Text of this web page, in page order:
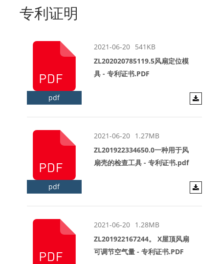
专利证明
pdf
2021-06-20 541KB
ZL202020785119.5风扇定位模
具 - 专利证书.PDF
pdf
2021-06-20 1.27MB
ZL201922334650.0一种用于风
扇壳的检查工具 - 专利证书.pdf
2021-06-20 1.28MB
ZL201922167244。 X屋顶风扇
可调节空气量 - 专利证书.PDF